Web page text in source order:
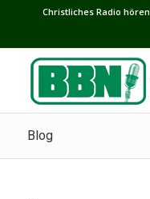
Сhristliches Radio hören
Blog